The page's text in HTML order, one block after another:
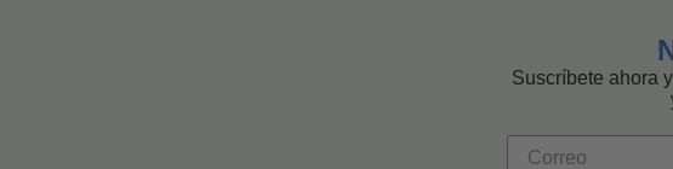
Suscríbete ahora